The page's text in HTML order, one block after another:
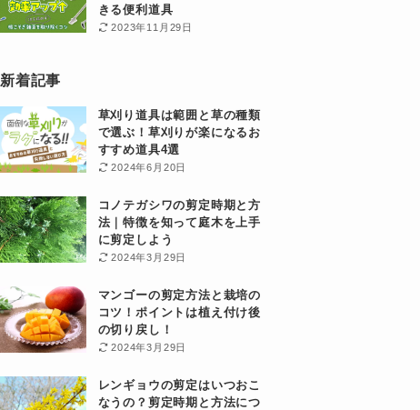
きる便利道具
2023年11月29日
新着記事
草刈り道具は範囲と草の種類
で選ぶ！草刈りが楽になるお
すすめ道具4選
2024年6月20日
コノテガシワの剪定時期と方
法｜特徴を知って庭木を上手
に剪定しよう
2024年3月29日
マンゴーの剪定方法と栽培の
コツ！ポイントは植え付け後
の切り戻し！
2024年3月29日
レンギョウの剪定はいつおこ
なうの？剪定時期と方法につ